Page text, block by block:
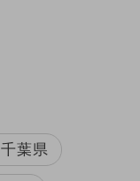
千葉県